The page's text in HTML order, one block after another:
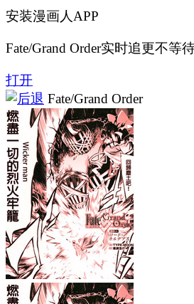
安装漫画人APP
Fate/Grand Order实时追更不等
打开
Fate/Grand Order